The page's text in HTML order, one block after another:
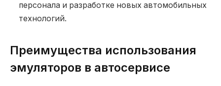
персонала и разработке новых автомобильных
технологий.
Преимущества использования
эмуляторов в автосервисе